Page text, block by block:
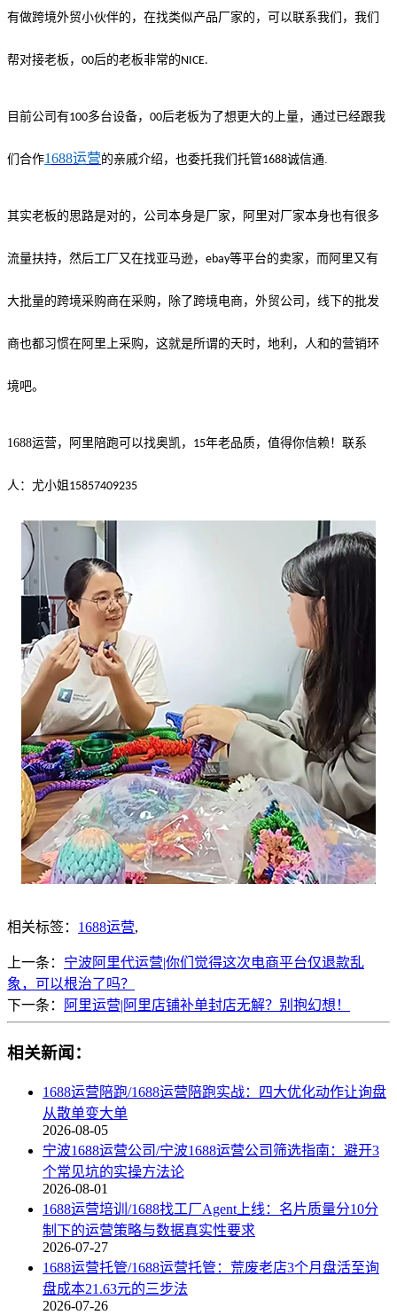
有做跨境外贸小伙伴的，在找类似产品厂家的，可以联系我们，我们
帮对接老板， 00后的老板非常的 NICE.
目前公司有100多台设备， 00后老板为了想更大的上量，通过已经跟我
们合作1688运营的亲戚介绍，也委托我们托管1688诚信通.
其实老板的思路是对的，公司本身是厂家，阿里对厂家本身也有很多
流量扶持，然后工厂又在找亚马逊， ebay等平台的卖家，而阿里又有
大批量的跨境采购商在采购，除了跨境电商，外贸公司，线下的批发
商也都习惯在阿里上采购，这就是所谓的天时，地利，人和的营销环
境吧。
1688运营 ，阿里陪跑可以找奥凯， 15年老品质，值得你信赖！ 联系
人：尤小姐 15857409235
相关标签： 1688运营,
上一条： 宁波阿里代运营|你们觉得这次电商平台仅退款乱
象，可以根治了吗？
下一条：
阿里运营|阿里店铺补单封店无解？别抱幻想！
相关新闻：
1688运营陪跑/1688运营陪跑实战：四大优化动作让询盘
从散单变大单
2026-08-05
宁波1688运营公司/宁波1688运营公司筛选指南：避开3
个常见坑的实操方法论
2026-08-01
1688运营培训/1688找工厂Agent上线：名片质量分10分
制下的运营策略与数据真实性要求
2026-07-27
1688运营托管/1688运营托管：荒废老店3个月盘活至询
盘成本21.63元的三步法
2026-07-26